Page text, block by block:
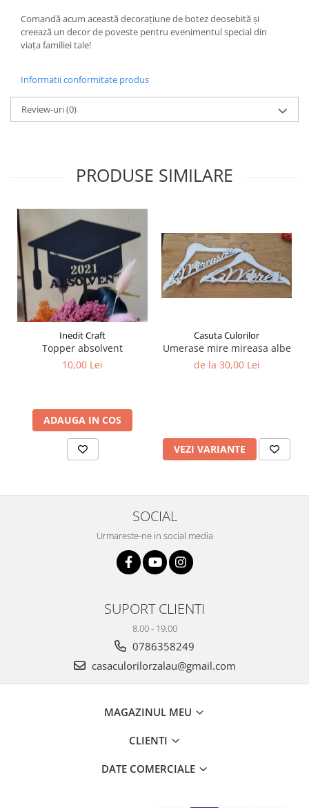
Markere Acrilice
Markere creta lichida
Markere Permanente
Markere Whiteboard
Penare
Radiere scoala
Rezerve
Cerneala
Cerneala Calimara, Patroane
Markere
Termosensibile
Table magnetice si de pluta
Comandă acum această decorațiune de botez deosebită și
creează un decor de poveste pentru evenimentul special din
viața familiei tale!
Informatii conformitate produs
Review-uri(0)
PRODUSE SIMILARE
Inedit Craft
Topper absolvent
10,00 Lei
ADAUGA IN COS
Casuta Culorilor
Umerase mire mireasa albe
de la 30,00 Lei
VEZI VARIANTE
SOCIAL
Urmareste-ne in social media
SUPORT CLIENTI
8.00 - 19.00
0786358249
casaculorilorzalau@gmail.com
MAGAZINUL MEU
CLIENTI
DATE COMERCIALE